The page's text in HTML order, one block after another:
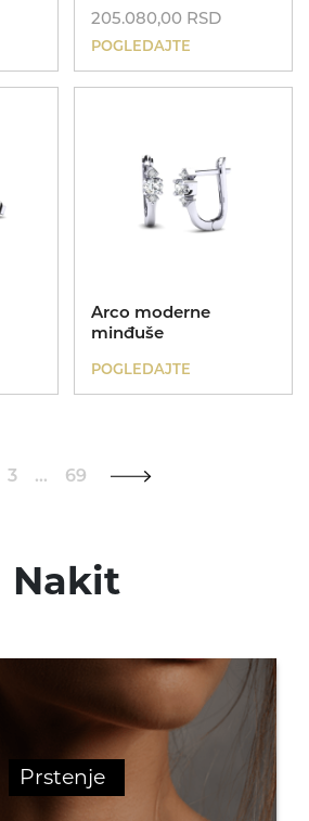
205.080,00 RSD
POGLEDAJTE
Arco moderne
minđuše
POGLEDAJTE
3 … 69
Nakit
Prstenje